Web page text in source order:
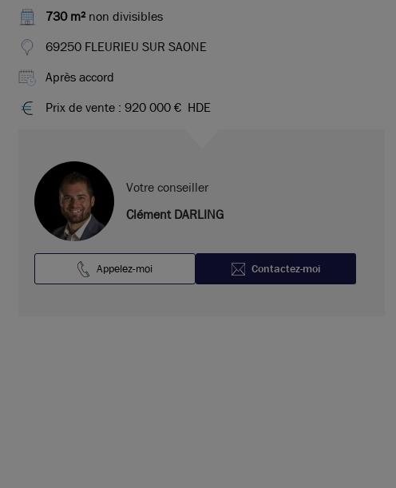
730 m² non divisibles
69250 FLEURIEU SUR SAONE
Après accord
Prix de vente : 920 000 € HDE
Votre conseiller
Clément DARLING
Appelez-moi Contactez-moi